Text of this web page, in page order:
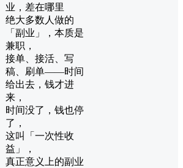
业，差在哪里
绝大多数人做的
「副业」，本质是
兼职，
接单、接活、写
稿、刷单——时间
给出去，钱才进
来，
时间没了，钱也停
了，
这叫「一次性收
益」，
真正意义上的副业